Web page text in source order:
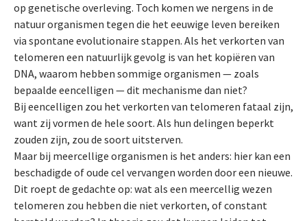
op genetische overleving. Toch komen we nergens in de
natuur organismen tegen die het eeuwige leven bereiken
via spontane evolutionaire stappen. Als het verkorten van
telomeren een natuurlijk gevolg is van het kopiëren van
DNA, waarom hebben sommige organismen — zoals
bepaalde eencelligen — dit mechanisme dan niet?
Bij eencelligen zou het verkorten van telomeren fataal zijn,
want zij vormen de hele soort. Als hun delingen beperkt
zouden zijn, zou de soort uitsterven.
Maar bij meercellige organismen is het anders: hier kan een
beschadigde of oude cel vervangen worden door een nieuwe.
Dit roept de gedachte op: wat als een meercellig wezen
telomeren zou hebben die niet verkorten, of constant